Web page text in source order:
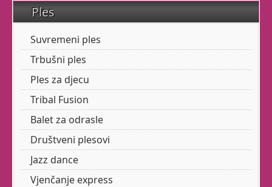
terminima
Ples za vaše
mališane!
razvija Vašim mališanima
fleksibilnost,
Ples
Suvremeni ples
Trbušni ples
Ples za djecu
Tribal Fusion
Balet za odrasle
Društveni plesovi
Jazz dance
Vjenčanje express